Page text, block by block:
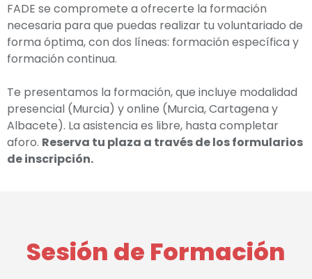
FADE se compromete a ofrecerte la formación
necesaria para que puedas realizar tu voluntariado de
forma óptima, con dos líneas: formación específica y
formación continua.
Te presentamos la formación, que incluye modalidad
presencial (Murcia) y online (Murcia, Cartagena y
Albacete). La asistencia es libre, hasta completar
aforo. Reserva tu plaza a través de los formularios
de inscripción.
Sesión de Formación